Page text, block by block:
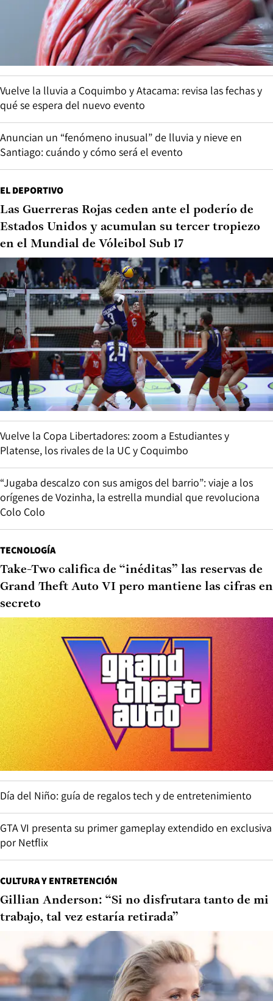
Vuelve la lluvia a Coquimbo y Atacama: revisa las fechas y
qué se espera del nuevo evento
Anuncian un “fenómeno inusual” de lluvia y nieve en
Santiago: cuándo y cómo será el evento
EL DEPORTIVO
Las Guerreras Rojas ceden ante el poderío de
Estados Unidos y acumulan su tercer tropiezo
en el Mundial de Vóleibol Sub 17
Vuelve la Copa Libertadores: zoom a Estudiantes y
Platense, los rivales de la UC y Coquimbo
“Jugaba descalzo con sus amigos del barrio”: viaje a los
orígenes de Vozinha, la estrella mundial que revoluciona
Colo Colo
TECNOLOGÍA
Take-Two califica de “inéditas” las reservas de
Grand Theft Auto VI pero mantiene las cifras en
secreto
Día del Niño: guía de regalos tech y de entretenimiento
GTA VI presenta su primer gameplay extendido en exclusiva
por Netflix
CULTURA Y ENTRETENCIÓN
Gillian Anderson: “Si no disfrutara tanto de mi
trabajo, tal vez estaría retirada”